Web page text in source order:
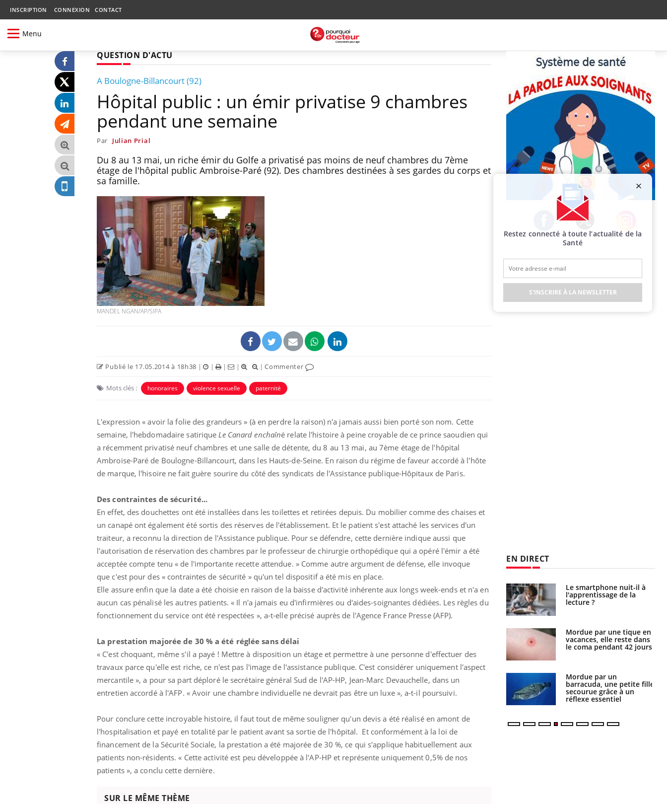
INSCRIPTION CONNEXION CONTACT
Menu
QUESTION D'ACTU
A Boulogne-Billancourt (92)
Hôpital public : un émir privatise 9 chambres
pendant une semaine
Par Julian Prial
Du 8 au 13 mai, un riche émir du Golfe a privatisé pas moins de neuf chambres du 7ème
étage de l'hôpital public Ambroise-Paré (92). Des chambres destinées à ses gardes du corps et
sa famille.
MANDEL NGAN/AP/SIPA
Publié le 17.05.2014 à 18h38 | | | | |Commenter
Mots clés : honoraires violence sexuelle paternité
L'expression « avoir la folie des grandeurs » (à en perdre la raison) n'a jamais aussi bien porté son nom. Cette
semaine, l'hebdomadaire satirique Le Canard enchaîné relate l'histoire à peine croyable de ce prince saoudien qui
a récemment privatisé neuf chambres et une salle de détente, du 8 au 13 mai, au 7ème étage de l'hôpital
Ambroise-Paré de Boulogne-Billancourt, dans les Hauts-de-Seine. En raison du régime de faveur accordé à l'hôte
de marque, l'hisoire ne fait guère sourire du côté des syndicats de l'Assistance publique-Hôpitaux de Paris.
Des contraintes de sécurité...
En effet, des douchettes ont été installées dans les toilettes et retirées depuis. Du mobilier comme des chaises et
un canapé ont également été sortis des réserves de l'établissement. Et le patient s'est attaché les services d'un
traiteur, a reconnu la direction de l'Assistance publique. Pour se défendre, cette dernière indique aussi que
l'autorisation de réservation des chambres par le professeur de chirurgie orthopédique qui a opéré l'émir a été
acceptée compte tenu « de l'importante recette attendue. » Comme autre argument de défense, elle invoque
que c'est pour des « contraintes de sécurité » qu'un tel dispositif a été mis en place.
Elle assure enfin que la date a été choisie en raison de la baisse d'activité inhérente aux longs week-ends et n'a en
aucun cas pénalisé les autres patients. « Il n'a jamais eu d'infirmières ou d'aides-soignantes dédiées. Les règles du
fonctionnement du service ont été respectées », a-t-elle précisé auprès de l'Agence France Presse (AFP).
La prestation majorée de 30 % a été réglée sans délai
« C'est choquant, même s'il a payé ! Mettre à disposition un étage et permettre à une personne d'effectuer des
travaux parce qu'elle est riche, ce n'est pas l'image de l'assistance publique. C'est considérer uniquement l'aspect
mercantile », a pour sa part déploré le secrétaire général Sud de l'AP-HP, Jean-Marc Devauchelle, dans un
entretien accordé à l'AFP. « Avoir une chambre individuelle ne devrait pas être un luxe », a-t-il poursuivi.
Pour conclure cette incroyable histoire, il faut tout de même souligner qu'un devis a été réalisé en amont de
l'hospitalisation et payé en totalité par le patient avant sa sortie de l'hôpital. Et conformément à la loi de
financement de la Sécurité Sociale, la prestation a été majorée de 30 %, ce qui s'applique habituellement aux
patients non-résidents. « Cette activité est peu développée à l'AP-HP et représente uniquement 0,5% de nos
patients », a conclu cette dernière.
SUR LE MÊME THÈME
Facebook Twitter Instagram
EN DIRECT
VIH : la fin du comprimé
tous les jours se profile-t-
elle enfin ?
gâche-t-il les premiers
jours de vos vacances ?
Fortes chaleurs :
pourquoi le risque de
noyade grimpe-t-il ?
Le Viagra pourrait-il
freiner la propagation du
cancer ?
de protéines pourrait
finalement être bénéfique
Grossesse et chaleur : ce
que dit la science
Le smartphone nuit-il à
l'apprentissage de la
lecture ?
Mordue par une tique en
vacances, elle reste dans
le coma pendant 42 jours
Mordue par un
barracuda, une petite fille
secourue grâce à un
réflexe essentiel
Légionellose en Suisse :
quelle est l’origine de la
contamination ?
Allergies alimentaires :
une nouvelle arme contre
les réactions sévères
Comment gérer le
sommeil des enfants en
vacances ?
Restez connecté à toute l’actualité de la
Santé
S'INSCRIRE À LA NEWSLETTER